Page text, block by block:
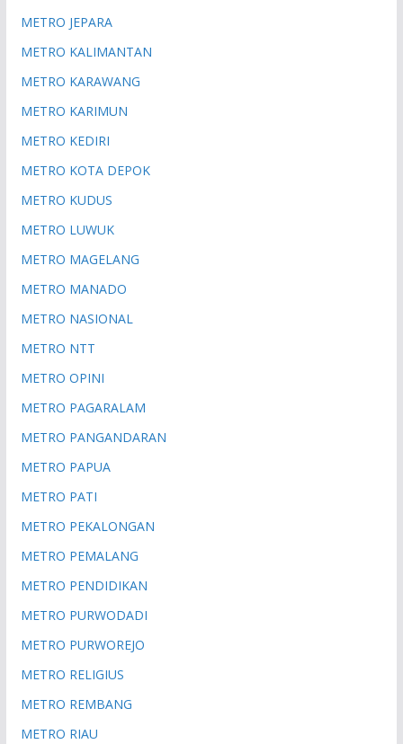
METRO JEPARA
METRO KALIMANTAN
METRO KARAWANG
METRO KARIMUN
METRO KEDIRI
METRO KOTA DEPOK
METRO KUDUS
METRO LUWUK
METRO MAGELANG
METRO MANADO
METRO NASIONAL
METRO NTT
METRO OPINI
METRO PAGARALAM
METRO PANGANDARAN
METRO PAPUA
METRO PATI
METRO PEKALONGAN
METRO PEMALANG
METRO PENDIDIKAN
METRO PURWODADI
METRO PURWOREJO
METRO RELIGIUS
METRO REMBANG
METRO RIAU